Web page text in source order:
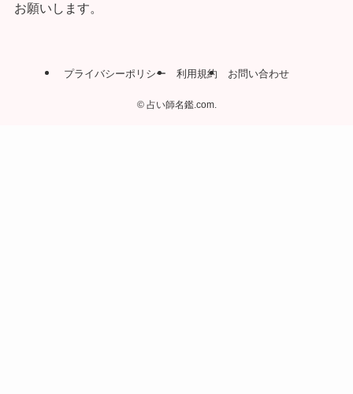
お願いします。
プライバシーポリシー 利用規約 お問い合わせ
©占い師名鑑.com.